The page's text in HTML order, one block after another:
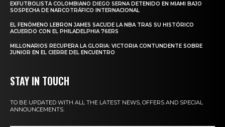
EXFUTBOLISTA COLOMBIANO DIEGO SERNA DETENIDO EN MIAMI BAJO
SOSPECHA DE NARCOTRÁFICO INTERNACIONAL
EL FENÓMENO LEBRON JAMES SACUDE LA NBA TRAS SU HISTÓRICO
ACUERDO CON EL PHILADELPHIA 76ERS
MILLONARIOS RECUPERA LA GLORIA: VICTORIA CONTUNDENTE SOBRE
JUNIOR EN EL CIERRE DEL ENCUENTRO
STAY IN TOUCH
TO BE UPDATED WITH ALL THE LATEST NEWS, OFFERS AND SPECIAL
ANNOUNCEMENTS.